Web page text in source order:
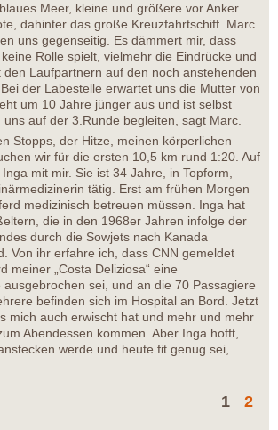
Meer, kleine und größere vor Anker
dahinter das große Kreuzfahrtschiff. Marc
uns gegenseitig. Es dämmert mir, dass
Rolle spielt, vielmehr die Eindrücke und
den Laufpartnern auf den noch anstehenden
der Labestelle erwartet uns die Mutter von
um 10 Jahre jünger aus und ist selbst
uns auf der 3.Runde begleiten, sagt Marc.
Stopps, der Hitze, meinen körperlichen
wir für die ersten 10,5 km rund 1:20. Auf
mit mir. Sie ist 34 Jahre, in Topform,
tätig. Erst am frühen Morgen
medizinisch betreuen müssen. Inga hat
die in den 1968er Jahren infolge der
durch die Sowjets nach Kanada
Von ihr erfahre ich, dass CNN gemeldet
meiner „Costa Deliziosa“ eine
ausgebrochen sei, und an die 70 Passagiere
befinden sich im Hospital an Bord. Jetzt
mich auch erwischt hat und mehr und mehr
Abendessen kommen. Aber Inga hofft,
werde und heute fit genug sei,
1 2